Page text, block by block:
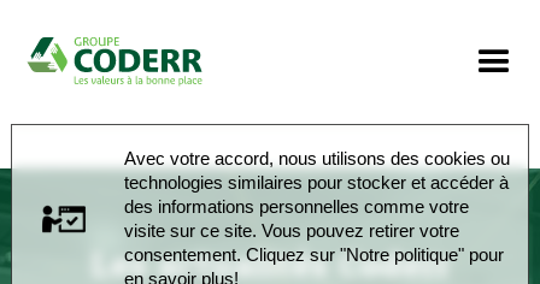
Avec votre accord, nous utilisons des cookies ou
technologies similaires pour stocker et accéder à
des informations personnelles comme votre
visite sur ce site. Vous pouvez retirer votre
consentement. Cliquez sur "Notre politique" pour
en savoir plus!
Les actualités Coderr